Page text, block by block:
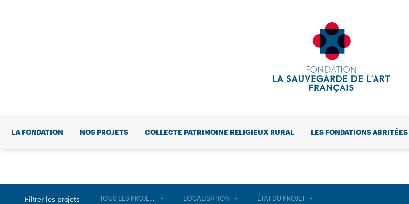
LA FONDATION NOS PROJETS COLLECTE PATRIMOINE RELIGIEUX RURAL LES FONDATIONS ABRITÉES
Filtrer les projets TOUS LES PROJETS LOCALISATION ÉTAT DU PROJET